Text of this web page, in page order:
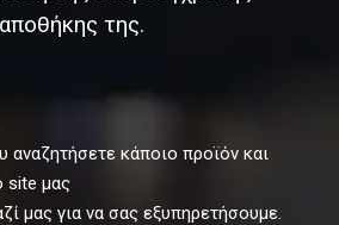
αποθήκης της.
κάποιο προϊόν και
site μας
μας για να σας εξυπηρετήσουμε.